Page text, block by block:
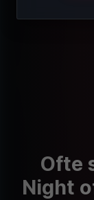
Ofte
Night